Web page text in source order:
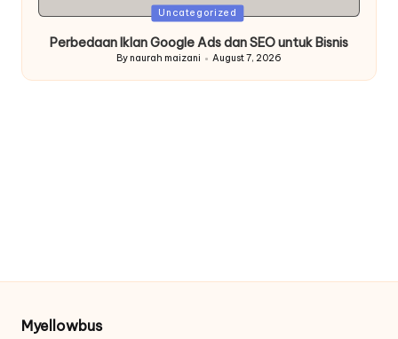
Posted
Uncategorized
Perbedaan Iklan Google Ads dan SEO untuk Bisnis
Posted
By naurah maizani August 7, 2026
Myellowbus